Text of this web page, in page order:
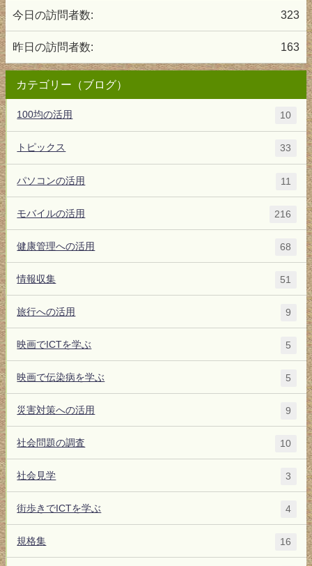
323
今日の訪問者数:
163
昨日の訪問者数:
カテゴリー（ブログ）
100均の活用 10
トピックス 33
パソコンの活用 11
モバイルの活用 216
健康管理への活用 68
情報収集 51
旅行への活用 9
映画でICTを学ぶ 5
映画で伝染病を学ぶ 5
災害対策への活用 9
社会問題の調査 10
社会見学 3
街歩きでICTを学ぶ 4
規格集 16